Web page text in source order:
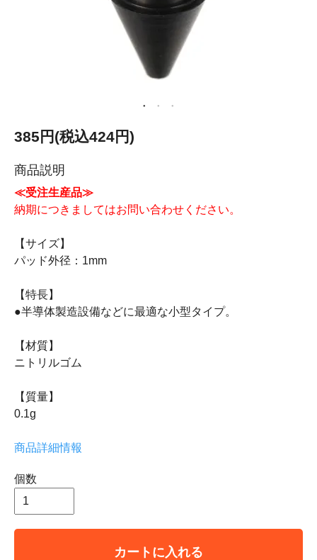
385円(税込424円)
商品説明
≪受注生産品≫
納期につきましてはお問い合わせください。
【サイズ】
パッド外径：1mm
【特長】
●半導体製造設備などに最適な小型タイプ。
【材質】
ニトリルゴム
【質量】
0.1g
商品詳細情報
個数
カートに入れる